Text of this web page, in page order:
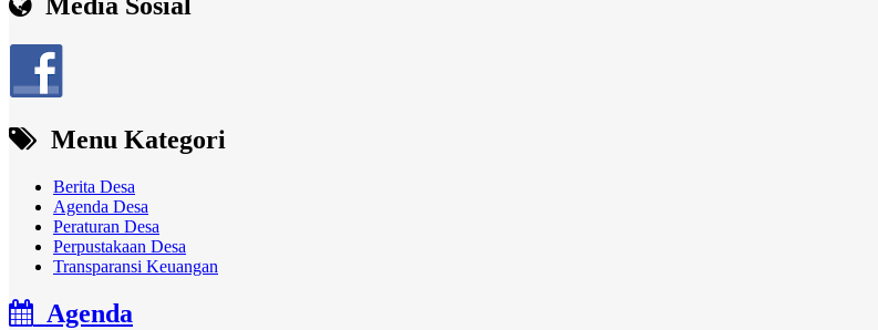
Media Sosial
Menu Kategori
Berita Desa
Agenda Desa
Peraturan Desa
Perpustakaan Desa
Transparansi Keuangan
Agenda